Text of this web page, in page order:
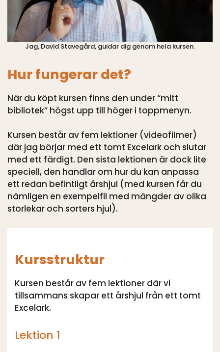
Jag, David Stavegård, guidar dig genom hela kursen.
Hur fungerar det?
När du köpt kursen finns den under “mitt
bibliotek” högst upp till höger i toppmenyn.
Kursen består av fem lektioner (videofilmer)
där jag börjar med ett tomt Excelark och slutar
med ett färdigt. Den sista lektionen är dock lite
speciell, den handlar om hur du kan anpassa
ett redan befintligt årshjul (med kursen får du
nämligen en exempelfil med mängder av olika
storlekar och sorters hjul).
Kursstruktur
Kursen består av fem lektioner där vi
tillsammans skapar ett årshjul från ett tomt
Excelark.
Lektion 1